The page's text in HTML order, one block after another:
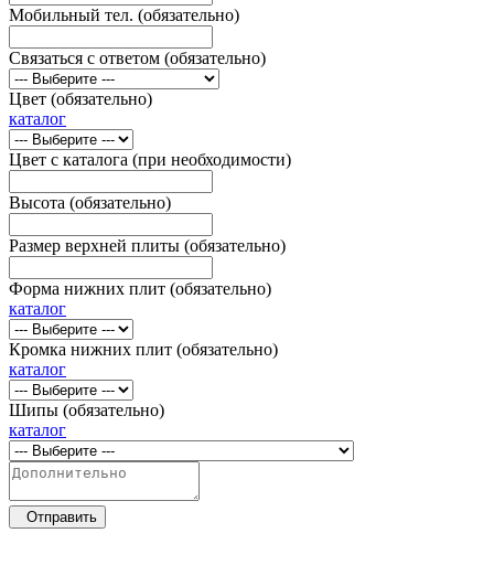
Мобильный тел. (обязательно)
Связаться с ответом (обязательно)
Цвет (обязательно)
каталог
Цвет с каталога (при необходимости)
Высота (обязательно)
Размер верхней плиты (обязательно)
Форма нижних плит (обязательно)
каталог
Кромка нижних плит (обязательно)
каталог
Шипы (обязательно)
каталог
Отправить